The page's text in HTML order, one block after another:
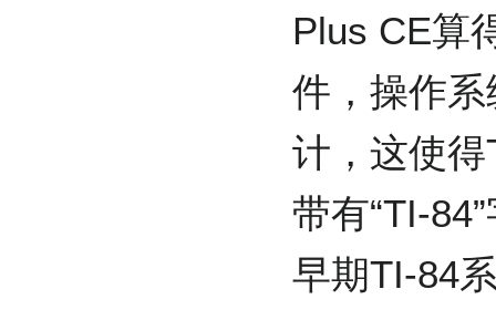
Plus CE算
件，操作
计，这使
带有“TI-
早期TI-84